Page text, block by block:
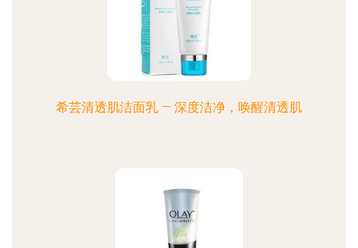
希芸清透肌洁面乳 — 深度洁净，唤醒清透肌